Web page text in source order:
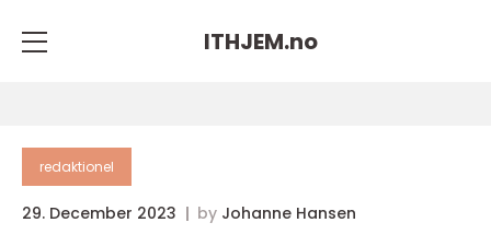
ITHJEM.no
redaktionel
29. December 2023 by Johanne Hansen